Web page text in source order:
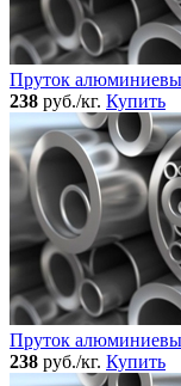
Пруток
238 руб./кг. Купить
Пруток
238 руб./кг. Купить